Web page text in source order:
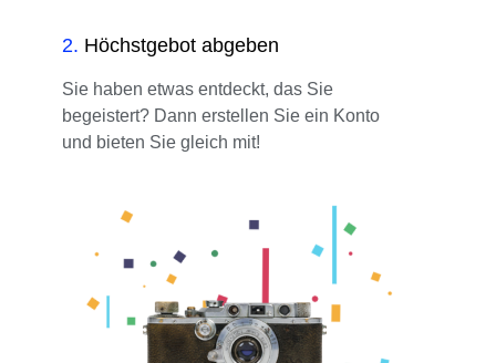
2. Höchstgebot abgeben
Sie haben etwas entdeckt, das Sie
begeistert? Dann erstellen Sie ein Konto
und bieten Sie gleich mit!